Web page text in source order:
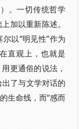
。一切传统哲学
加以重新陈述。
以“明见性”作为
直观上，也就是
更通俗的说法，
了与文学对话的
生命线，而“感而